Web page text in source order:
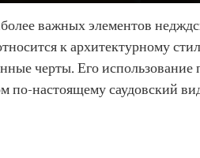
важных элементов
к архитектурному
черты. Его использование
по-настоящему саудовский